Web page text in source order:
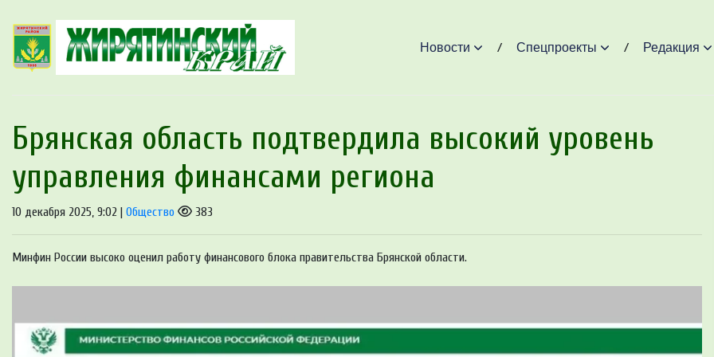
Новости Спецпроекты Редакция
Брянская область подтвердила высокий уровень
управления финансами региона
10 декабря 2025, 9:02 | Общество 383
Минфин России высоко оценил работу финансового блока правительства Брянской области.